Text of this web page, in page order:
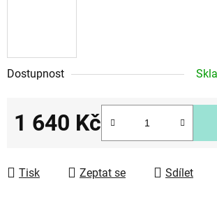
Dostupnost
1 640 Kč
Tisk Zeptat se Sdílet